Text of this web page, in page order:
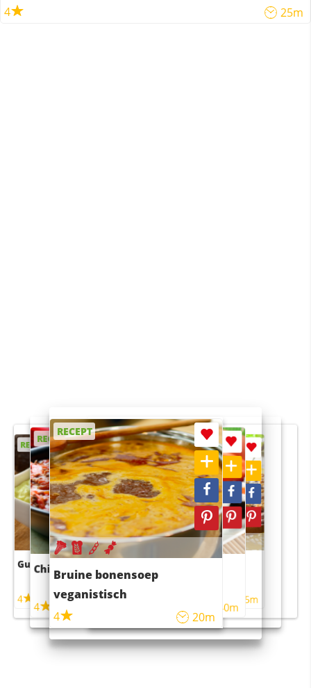
4 25m
RECEPT
Guacamole
4
RECEPT
Chili con carne
4 45m
RECEPT
Bruine bonensoep
veganistisch
4
20m
RECEPT
Sushi rijstsalade
maaltijdsalade
40m
RECEPT
4 55m